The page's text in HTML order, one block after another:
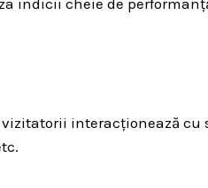
interacționează